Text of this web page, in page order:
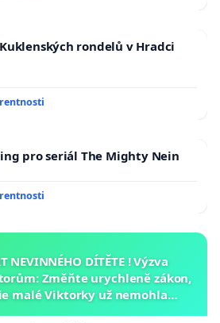
rondelů v Hradci
pro seriál The Mighty Nein
NEVINNÉHO DÍTĚTE ! Výzva
Změňte urychleně zákon,
malé Viktorky už nemohla